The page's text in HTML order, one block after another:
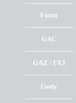
Foton
GAC
GAZ / ГАЗ
Geely